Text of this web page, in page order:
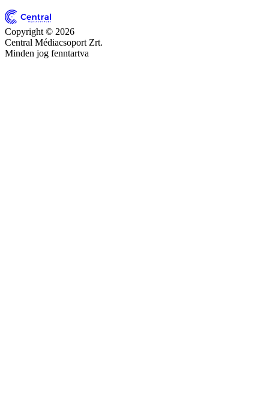
Copyright © 2026
Central Médiacsoport Zrt.
Minden jog fenntartva